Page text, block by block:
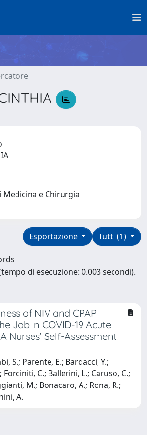
e Chirurgia
Tutti (1)
Esportazione
di esecuzione: 0.003 secondi).
of NIV and CPAP
Job in COVID-19 Acute
Nurses’ Self-Assessment
S.; Parente, E.; Bardacci, Y.;
Forciniti, C.; Ballerini, L.; Caruso, C.;
M.; Bonacaro, A.; Rona, R.;
A.